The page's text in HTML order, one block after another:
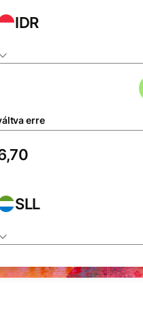
IDR
erre
SLL